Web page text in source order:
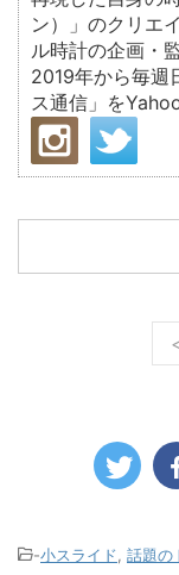
ン）」のクリエ
ル時計の企画・
2019年から毎週
ス通信」を
-小スライド 話題の